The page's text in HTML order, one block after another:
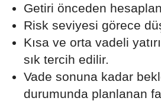
Getiri önceden
Risk seviyesi görece
Kısa ve orta vadeli
sık tercih edilir.
Vade sonuna kadar
durumunda planlanan